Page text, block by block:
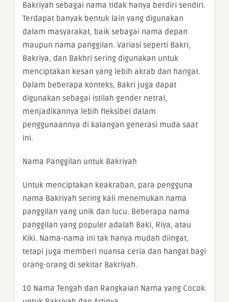
Bakriyah sebagai nama tidak hanya berdiri sendiri.
Terdapat banyak bentuk lain yang digunakan
dalam masyarakat, baik sebagai nama depan
maupun nama panggilan. Variasi seperti Bakri,
Bakriya, dan Bakhri sering digunakan untuk
menciptakan kesan yang lebih akrab dan hangat.
Dalam beberapa konteks, Bakri juga dapat
digunakan sebagai istilah gender netral,
menjadikannya lebih fleksibel dalam
penggunaannya di kalangan generasi muda saat
ini.
Nama Panggilan untuk Bakriyah
Untuk menciptakan keakraban, para pengguna
nama Bakriyah sering kali menemukan nama
panggilan yang unik dan lucu. Beberapa nama
panggilan yang populer adalah Baki, Riya, atau
Kiki. Nama-nama ini tak hanya mudah diingat,
tetapi juga memberi nuansa ceria dan hangat bagi
orang-orang di sekitar Bakriyah.
10 Nama Tengah dan Rangkaian Nama yang Cocok